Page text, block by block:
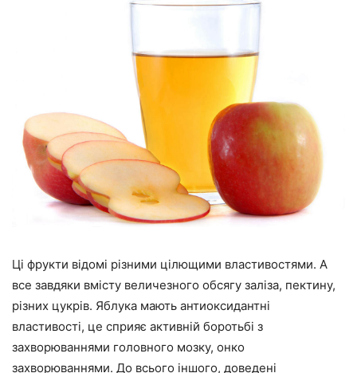
Ці фрукти відомі різними цілющими властивостями. А
все завдяки вмісту величезного обсягу заліза, пектину,
різних цукрів. Яблука мають антиоксидантні
властивості, це сприяє активній боротьбі з
захворюваннями головного мозку, онко
захворюваннями. До всього іншого, доведені